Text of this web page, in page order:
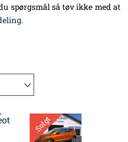
spørgsmål så tøv ikke med at
.
Solgt